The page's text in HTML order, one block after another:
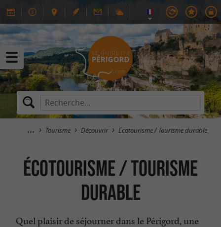
Tourisme Découvrir Écotourisme / Tourisme durable
Écotourisme / Tourisme
durable
Quel plaisir de séjourner dans le Périgord, une